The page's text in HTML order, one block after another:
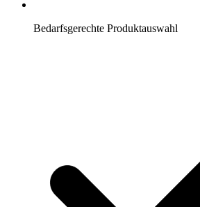
Bedarfsgerechte Produktauswahl